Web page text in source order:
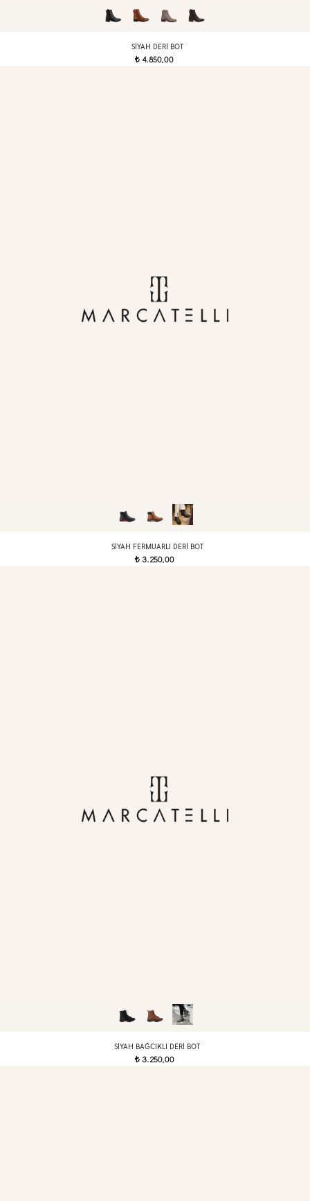
SIYAH DERI BOT
t 4.850,00
SIYAH FERMUARLI DERI BOT
t3.250,00
SIYAH BAĞCIKLI DERI BOT
t3.250,00